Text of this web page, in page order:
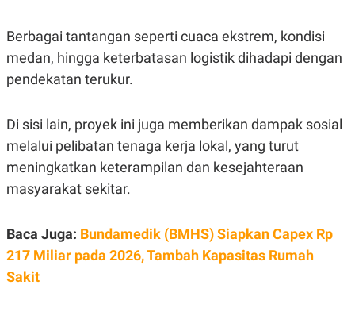
A
N
E
K
E
M
T
P
A
E
D
V
R
S
I
N
Berbagai tantangan seperti cuaca ekstrem, kondisi
medan, hingga keterbatasan logistik dihadapi dengan
pendekatan terukur.
Di sisi lain, proyek ini juga memberikan dampak sosial
melalui pelibatan tenaga kerja lokal, yang turut
meningkatkan keterampilan dan kesejahteraan
masyarakat sekitar.
Baca Juga: Bundamedik (BMHS) Siapkan Capex Rp
217 Miliar pada 2026, Tambah Kapasitas Rumah
Sakit